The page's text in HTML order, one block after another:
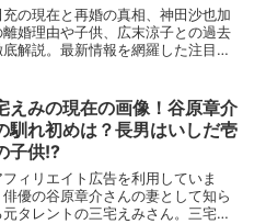
充の現在と再婚の真相、神田沙也加
離婚理由や子供、広末涼子との過去
底解説。最新情報を網羅した注目記
えみの現在の画像！谷原章介
馴れ初めは？長男はいしだ壱
子供!?
フィリエイト広告を利用していま
優の谷原章介さんの妻として知ら
タレントの三宅えみさん。三宅え